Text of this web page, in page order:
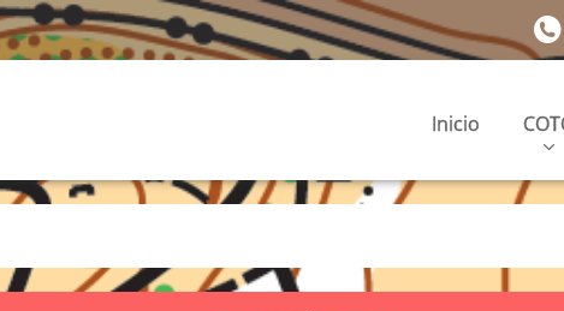
Inicio